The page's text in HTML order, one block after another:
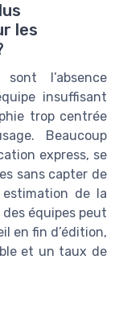
les
l’absence
insuffisant
trop centrée
Beaucoup
express, se
sans capter de
estimation de la
équipes peut
en fin d’édition,
et un taux de